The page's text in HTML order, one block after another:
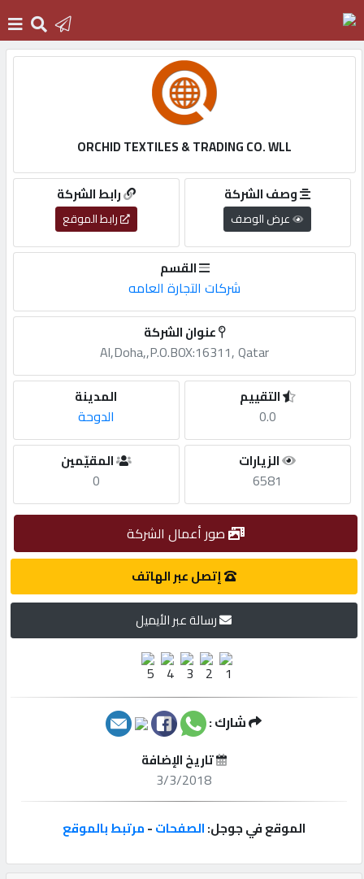
التسجيل
English
أضف
طلب
شركات
إعلانات
ORCHID TEXTILES & TRADING CO. WLL
رابط الشركة
رابط الموقع
وصف الشركة
عرض الوصف
القسم
شركات التجارة العامه
عنوان الشركة
Al,Doha,,P.O.BOX:16311, Qatar
المدينة
الدوحة
التقييم
0.0
المقيّمين
0
الزيارات
6581
صور أعمال الشركة
إتصل عبر الهاتف
رسالة عبر الأيميل
شارك :
تاريخ الإضافة
3/3/2018
الموقع في جوجل:الصفحات-مرتبط بالموقع